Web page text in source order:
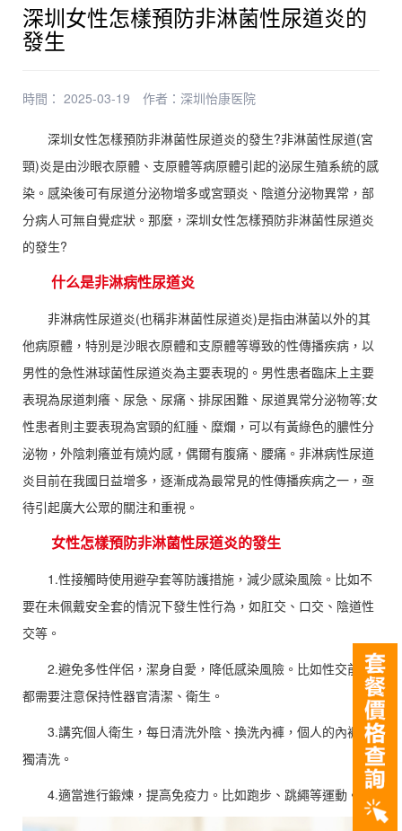
深圳女性怎樣預防非淋菌性尿道炎的
發生
時間： 2025-03-19 作者： 深圳怡康医院
深圳女性怎樣預防非淋菌性尿道炎的發生?非淋菌性尿道(宮
頸)炎是由沙眼衣原體、支原體等病原體引起的泌尿生殖系統的感
染。感染後可有尿道分泌物增多或宮頸炎、陰道分泌物異常，部
分病人可無自覺症狀。那麼，深圳女性怎樣預防非淋菌性尿道炎
的發生?
什么是非淋病性尿道炎
非淋病性尿道炎(也稱非淋菌性尿道炎)是指由淋菌以外的其
他病原體，特別是沙眼衣原體和支原體等導致的性傳播疾病，以
男性的急性淋球菌性尿道炎為主要表現的。男性患者臨床上主要
表現為尿道刺癢、尿急、尿痛、排尿困難、尿道異常分泌物等;女
性患者則主要表現為宮頸的紅腫、糜爛，可以有黃綠色的膿性分
泌物，外陰刺癢並有燒灼感，偶爾有腹痛、腰痛。非淋病性尿道
炎目前在我國日益增多，逐漸成為最常見的性傳播疾病之一，亟
待引起廣大公眾的關注和重視。
女性怎樣預防非淋菌性尿道炎的發生
1.性接觸時使用避孕套等防護措施，減少感染風險。比如不
要在未佩戴安全套的情況下發生性行為，如肛交、口交、陰道性
交等。
2.避免多性伴侶，潔身自愛，降低感染風險。比如性交前後
都需要注意保持性器官清潔、衛生。
3.講究個人衛生，每日清洗外陰、換洗內褲，個人的內褲單
獨清洗。
4.適當進行鍛煉，提高免疫力。比如跑步、跳繩等運動。